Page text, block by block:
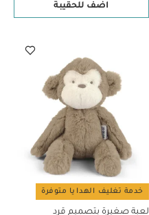
اضف للحقيبة
خدمة تغليف الهدايا متوفرة
لعبة صغيرة بتصميم قرد